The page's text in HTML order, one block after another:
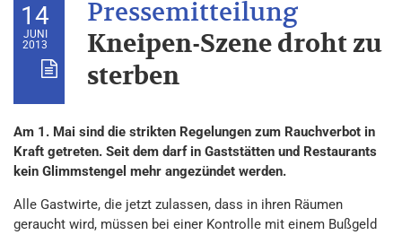
14
JUNI
2013
Kneipen-Szene droht zu
sterben
Am 1. Mai sind die strikten Regelungen zum Rauchverbot in
Kraft getreten. Seit dem darf in Gaststätten und Restaurants
kein Glimmstengel mehr angezündet werden.
Alle Gastwirte, die jetzt zulassen, dass in ihren Räumen
geraucht wird, müssen bei einer Kontrolle mit einem Bußgeld